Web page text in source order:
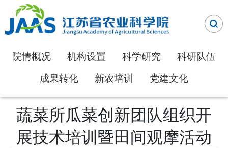
院情概况 机构设置 科学研究
科研队伍
成果转化
新农培训 党建文化
蔬菜所瓜菜创新团队组织开
展技术培训暨田间观摩活动